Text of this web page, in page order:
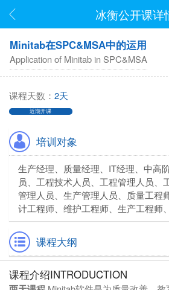
冰衡公开课详
Minitab在SPC&MSA中的运用
Application of Minitab in SPC&MSA
课程天数： 2天
近期开课
培训对象
生产经理、质量经理、IT经理、中高
员、工程技术人员、工程管理人员、
管理人员、生产管理人员、质量工程
计工程师、维护工程师、生产工程师
课程大纲
课程介绍INTRODUCTION